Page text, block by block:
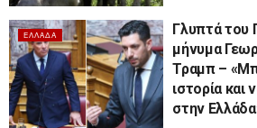
ΕΛΛΆΔΑ
Γλυπτά του
μήνυμα
Τραμπ –
ιστορία και
στην